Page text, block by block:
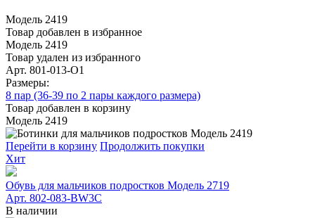
Модель 2419
Товар добавлен в избранное
Модель 2419
Товар удален из избранного
Арт. 801-013-O1
Размеры:
8 пар (36-39 по 2 пары каждого размера)
Товар добавлен в корзину
Модель 2419
Перейти в корзину Продолжить покупки
Хит
Обувь для мальчиков подростков Модель 2719
Арт. 802-083-BW3C
В наличии